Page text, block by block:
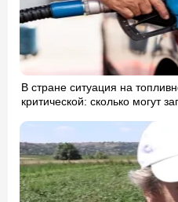
В стране ситуация на
критической: сколько могут